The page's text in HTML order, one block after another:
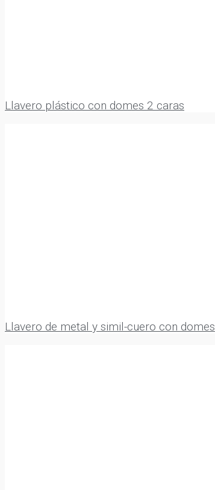
Llavero plástico con domes 2 caras
Llavero de metal y simil-cuero con domes